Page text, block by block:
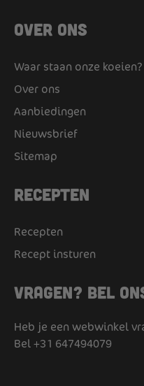
Over ons
Waar staan onze koeien?
Over ons
Aanbiedingen
Nieuwsbrief
Sitemap
Recepten
Recepten
Recept insturen
Vragen? Bel
Heb je een webwinkel
Bel+31 647494079